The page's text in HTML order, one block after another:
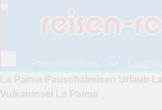
Vulkaninsel La Palma